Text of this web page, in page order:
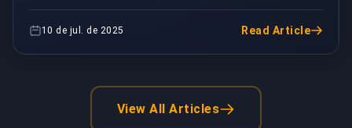
momento crucial no cenário competitivo global de
LoL. Com ...
10 de jul. de 2025 Read Article
View All Articles